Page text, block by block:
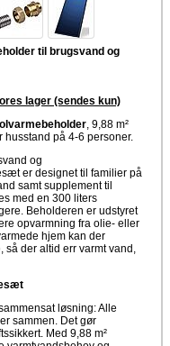
til brugsvand og
lager (sendes kun)
, 9,88 m²
på 4-6 personer.
og
er designet til familier på
samt supplement til
med en 300 liters
Beholderen er udstyret
opvarmning fra olie- eller
hjem kan der
der altid err varmt vand,
løsning: Alle
sammen. Det gør
Med 9,88 m²